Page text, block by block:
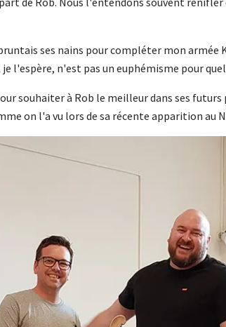
ses nains pour compléter mon armée
l'espère, n'est pas un euphémisme pour
souhaiter à Rob le meilleur dans ses
on l'a vu lors de sa récente apparition au